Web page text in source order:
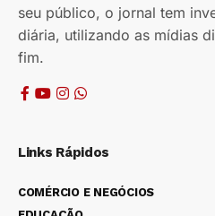
seu público, o jornal tem
diária, utilizando as mídias
fim.
Links Rápidos
COMÉRCIO E NEGÓCIOS